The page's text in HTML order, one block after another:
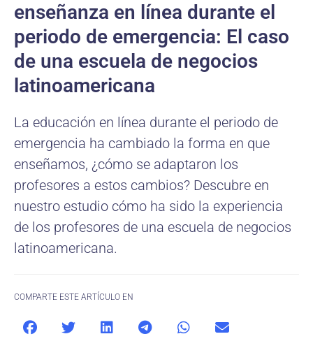
enseñanza en línea durante el
periodo de emergencia: El caso
de una escuela de negocios
latinoamericana
La educación en línea durante el periodo de
emergencia ha cambiado la forma en que
enseñamos, ¿cómo se adaptaron los
profesores a estos cambios? Descubre en
nuestro estudio cómo ha sido la experiencia
de los profesores de una escuela de negocios
latinoamericana.
COMPARTE ESTE ARTÍCULO EN